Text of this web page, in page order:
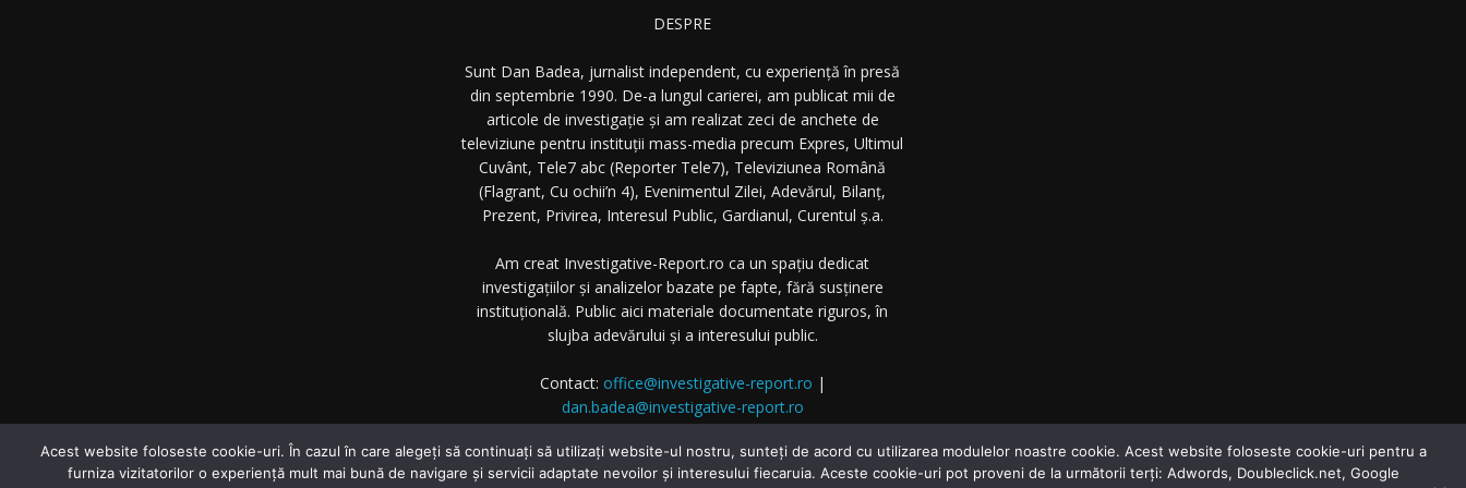
DESPRE
Sunt Dan Badea, jurnalist independent, cu experiență în presă
din septembrie 1990. De-a lungul carierei, am publicat mii de
articole de investigație și am realizat zeci de anchete de
televiziune pentru instituții mass-media precum Expres, Ultimul
Cuvânt, Tele7 abc (Reporter Tele7), Televiziunea Română
(Flagrant, Cu ochii’n 4), Evenimentul Zilei, Adevărul, Bilanț,
Prezent, Privirea, Interesul Public, Gardianul, Curentul ș.a.
Am creat Investigative-Report.ro ca un spațiu dedicat
investigațiilor și analizelor bazate pe fapte, fără susținere
instituțională. Public aici materiale documentate riguros, în
slujba adevărului și a interesului public.
Contact: office@investigative-report.ro |
dan.badea@investigative-report.ro
© 2025 Investigative-Report.ro. Toate drepturile rezervate.
Acest website foloseste cookie-uri. În cazul în care alegeți să continuați să utilizați website-ul nostru, sunteți de acord cu utilizarea modulelor noastre cookie. Acest website foloseste cookie-uri pentru a
furniza vizitatorilor o experiență mult mai bună de navigare și servicii adaptate nevoilor și interesului fiecaruia. Aceste cookie-uri pot proveni de la următorii terți: Adwords, Doubleclick.net, Google